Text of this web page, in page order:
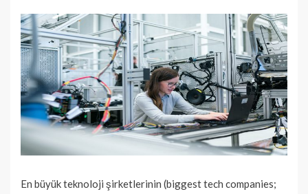
En büyük teknoloji şirketlerinin (biggest tech companies;